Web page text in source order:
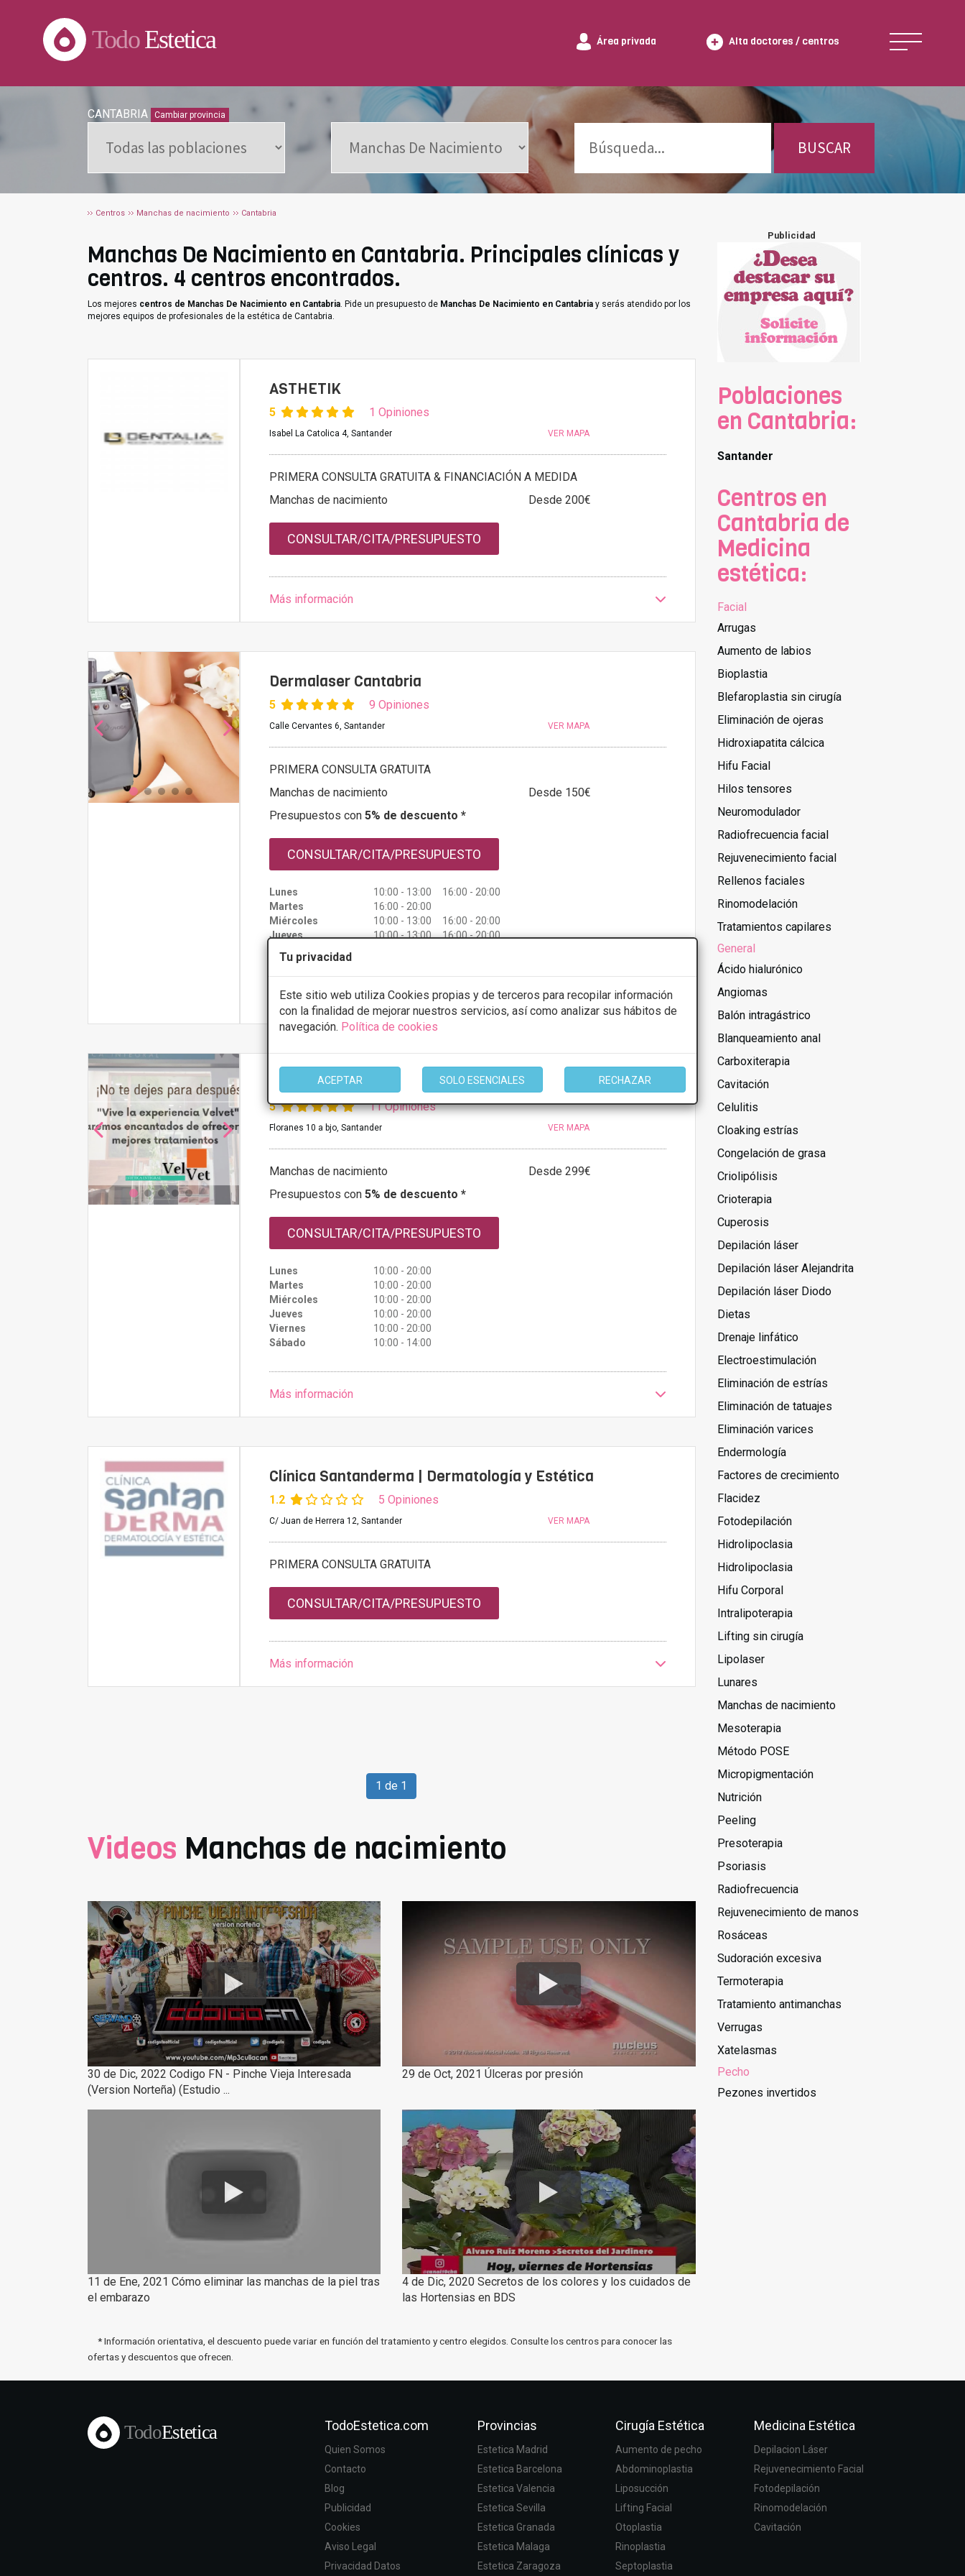
Tu privacidad
Este sitio web utiliza Cookies propias y de terceros para recopilar información
con la finalidad de mejorar nuestros servicios, así como analizar sus hábitos de
navegación. Política de cookies
ACEPTAR SOLO ESENCIALES RECHAZAR
TodoEstetica Área privada Alta doctores / centros
CANTABRIA Cambiar provincia
BUSCAR
Centros Manchas de nacimiento Cantabria
Manchas De Nacimiento en Cantabria. Principales clínicas y
centros. 4 centros encontrados.
Los mejores centros de Manchas De Nacimiento en Cantabria. Pide un presupuesto de Manchas De Nacimiento en Cantabria y serás atendido por los
mejores equipos de profesionales de la estética de Cantabria.
ASTHETIK
5 1 Opiniones
Isabel La Catolica 4, Santander VER MAPA
PRIMERA CONSULTA GRATUITA & FINANCIACIÓN A MEDIDA
Manchas de nacimiento
Desde 200€
CONSULTAR/CITA/PRESUPUESTO
Más información
Dermalaser Cantabria
5 9 Opiniones
Calle Cervantes 6, Santander VER MAPA
PRIMERA CONSULTA GRATUITA
Manchas de nacimiento
Desde 150€
Presupuestos con 5% de descuento *
CONSULTAR/CITA/PRESUPUESTO
Lunes
10:00 - 13:00 16:00 - 20:00
Martes
16:00 - 20:00
Miércoles
10:00 - 13:00 16:00 - 20:00
Jueves
10:00 - 13:00 16:00 - 20:00
Más información
Centro VELVET
5 11 Opiniones
Floranes 10 a bjo, Santander VER MAPA
Manchas de nacimiento
Desde 299€
Presupuestos con 5% de descuento *
CONSULTAR/CITA/PRESUPUESTO
Lunes
10:00 - 20:00
Martes
10:00 - 20:00
Miércoles
10:00 - 20:00
Jueves
10:00 - 20:00
Viernes
10:00 - 20:00
Sábado
10:00 - 14:00
Más información
Clínica Santanderma | Dermatología y Estética
1.2 5 Opiniones
C/ Juan de Herrera 12, Santander VER MAPA
PRIMERA CONSULTA GRATUITA
CONSULTAR/CITA/PRESUPUESTO
Más información
1 de 1
Videos Manchas de nacimiento
30 de Dic, 2022 Codigo FN - Pinche Vieja Interesada
(Version Norteña) (Estudio ...
29 de Oct, 2021 Úlceras por presión
11 de Ene, 2021 Cómo eliminar las manchas de la piel tras
el embarazo
4 de Dic, 2020 Secretos de los colores y los cuidados de
las Hortensias en BDS
* Información orientativa, el descuento puede variar en función del tratamiento y centro elegidos. Consulte los centros para conocer las
ofertas y descuentos que ofrecen.
Publicidad
Poblaciones
en Cantabria:
Santander
Centros en
Cantabria de
Medicina
estética:
Facial
Arrugas
Aumento de labios
Bioplastia
Blefaroplastia sin cirugía
Eliminación de ojeras
Hidroxiapatita cálcica
Hifu Facial
Hilos tensores
Neuromodulador
Radiofrecuencia facial
Rejuvenecimiento facial
Rellenos faciales
Rinomodelación
Tratamientos capilares
General
Ácido hialurónico
Angiomas
Balón intragástrico
Blanqueamiento anal
Carboxiterapia
Cavitación
Celulitis
Cloaking estrías
Congelación de grasa
Criolipólisis
Crioterapia
Cuperosis
Depilación láser
Depilación láser Alejandrita
Depilación láser Diodo
Dietas
Drenaje linfático
Electroestimulación
Eliminación de estrías
Eliminación de tatuajes
Eliminación varices
Endermología
Factores de crecimiento
Flacidez
Fotodepilación
Hidrolipoclasia
Hidrolipoclasia
Hifu Corporal
Intralipoterapia
Lifting sin cirugía
Lipolaser
Lunares
Manchas de nacimiento
Mesoterapia
Método POSE
Micropigmentación
Nutrición
Peeling
Presoterapia
Psoriasis
Radiofrecuencia
Rejuvenecimiento de manos
Rosáceas
Sudoración excesiva
Termoterapia
Tratamiento antimanchas
Verrugas
Xatelasmas
Pecho
Pezones invertidos
TodoEstetica TodoEstetica.com
Quien Somos
Contacto
Blog
Publicidad
Cookies
Aviso Legal
Privacidad Datos
Provincias
Estetica Madrid
Estetica Barcelona
Estetica Valencia
Estetica Sevilla
Estetica Granada
Estetica Malaga
Estetica Zaragoza
Cirugía Estética
Aumento de pecho
Abdominoplastia
Liposucción
Lifting Facial
Otoplastia
Rinoplastia
Septoplastia
Medicina Estética
Depilacion Láser
Rejuvenecimiento Facial
Fotodepilación
Rinomodelación
Cavitación